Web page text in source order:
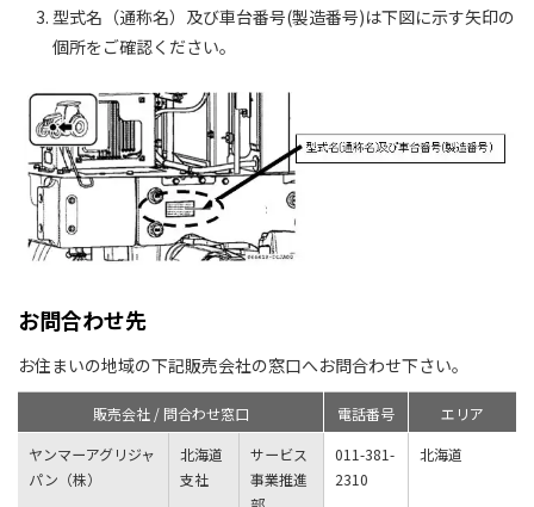
型式名（通称名）及び車台番号(製造番号)は下図に示す矢印の
個所をご確認ください。
お問合わせ先
お住まいの地域の下記販売会社の窓口へお問合わせ下さい。
販売会社 / 問合わせ窓口 電話番号
エリア
ヤンマーアグリジャ
パン（株）
北海道
支社
サービス
事業推進
011-381-
2310
北海道